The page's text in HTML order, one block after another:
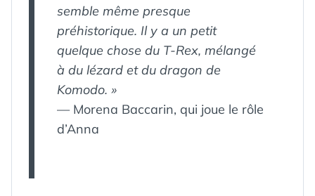
semble même presque
préhistorique. Il y a un petit
quelque chose du T-Rex, mélangé
à du lézard et du dragon de
Komodo. »
— Morena Baccarin, qui joue le rôle
d’Anna